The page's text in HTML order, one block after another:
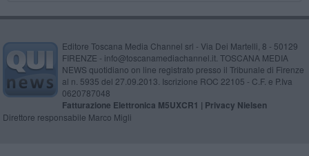
Editore Toscana Media Channel srl - Via Dei Martelli, 8 - 50129
FIRENZE - info@toscanamediachannel.it. TOSCANA MEDIA
NEWS quotidiano on line registrato presso il Tribunale di Firenze
al n. 5935 del 27.09.2013. Iscrizione ROC 22105 - C.F. e P.Iva
0620787048
Fatturazione Elettronica M5UXCR1 | Privacy Nielsen
Direttore responsabile Marco Migli